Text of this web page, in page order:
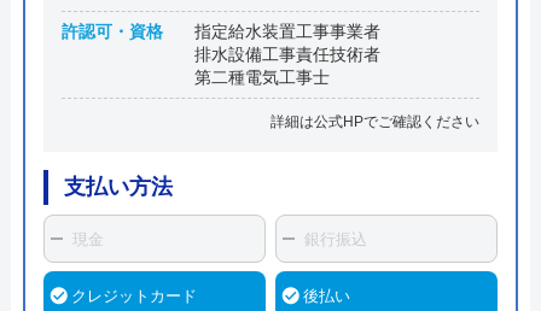
許認可・資格
指定給水装置工事事業者
排水設備工事責任技術者
第二種電気工事士
詳細は公式HPでご確認ください
支払い方法
現金 銀行振込
クレジットカード 後払い